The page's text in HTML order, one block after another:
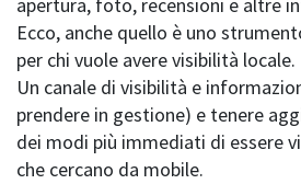
apertura, foto, recensioni e altre
Ecco, anche quello è uno
per chi vuole avere visibilità locale.
Un canale di visibilità e
prendere in gestione) e tenere
dei modi più immediati di essere
che cercano da mobile.